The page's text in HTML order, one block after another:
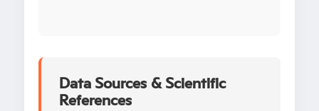
Data Sources & Scientific
References